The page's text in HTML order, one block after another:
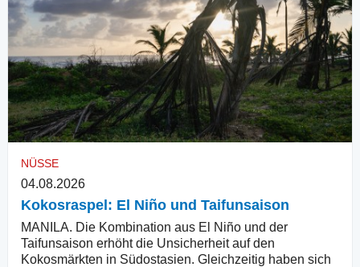
NÜSSE
04.08.2026
Kokosraspel: El Niño und Taifunsaison
MANILA. Die Kombination aus El Niño und der
Taifunsaison erhöht die Unsicherheit auf den
Kokosmärkten in Südostasien. Gleichzeitig haben sich